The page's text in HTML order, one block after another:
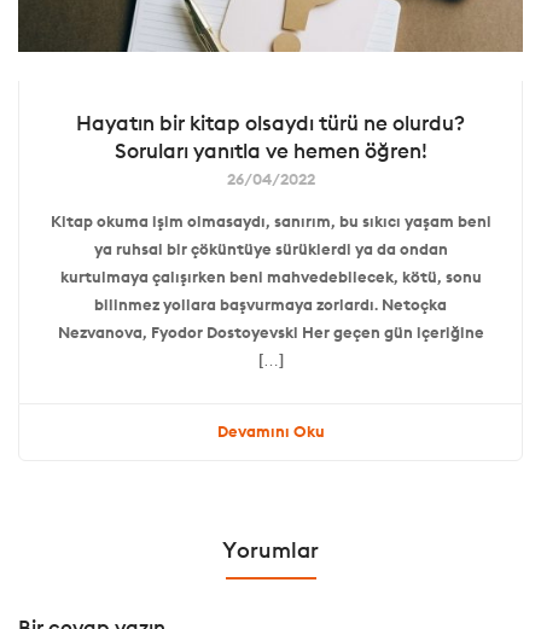
Hayatın bir kitap olsaydı türü ne olurdu?
Soruları yanıtla ve hemen öğren!
26/04/2022
Kitap okuma işim olmasaydı, sanırım, bu sıkıcı yaşam beni
ya ruhsal bir çöküntüye sürüklerdi ya da ondan
kurtulmaya çalışırken beni mahvedebilecek, kötü, sonu
bilinmez yollara başvurmaya zorlardı. Netoçka
Nezvanova, Fyodor Dostoyevski Her geçen gün içeriğine
[…]
Devamını Oku
Yorumlar